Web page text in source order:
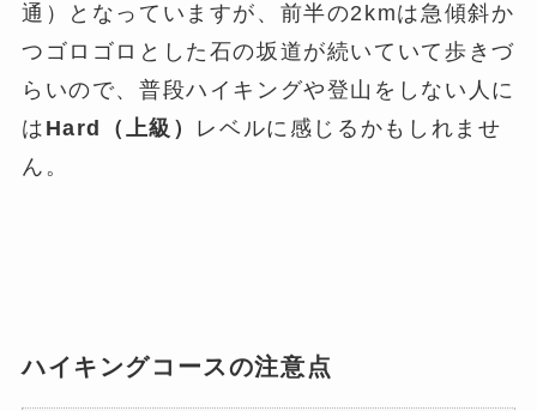
通）となっていますが、前半の2kmは急傾斜か
つゴロゴロとした石の坂道が続いていて歩きづ
らいので、普段ハイキングや登山をしない人に
は Hard（上級） レベルに感じるかもしれませ
ん。
ハイキングコースの注意点